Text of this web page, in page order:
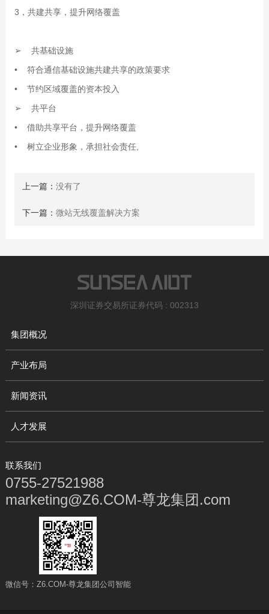
3，共建共享，提升网络覆盖
➢ 共基础设施
• 符合通信基础设施共建共享的政策要求
• 节约区域覆盖的资本投入
➢ 共平台
• 借助共享平台，提升网络覆盖
• 树立企业形象，承担社会责任,
上一篇：没有了
下一篇：微站无线覆盖解决方案
深圳证券交易所证券代码 : 002313
集团概况
产业布局
新闻资讯
人才发展
联系我们
0755-27521988
marketing@Z6.COM-尊龙集团.com
微信号：Z6.COM-尊龙集团公司智能